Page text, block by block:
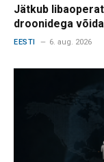
Jätkub
droonidega
EESTI 6. aug. 2026